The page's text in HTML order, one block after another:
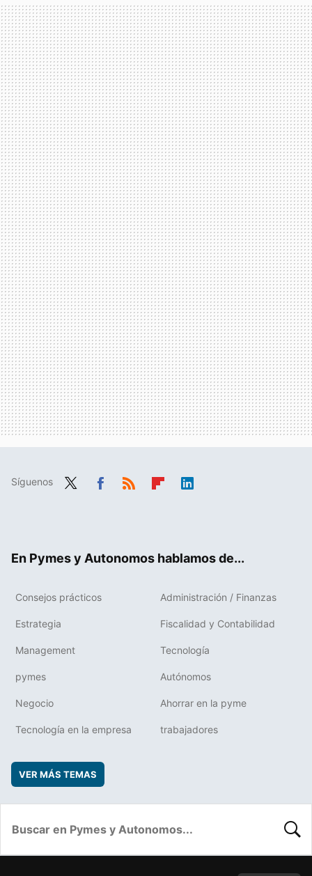
Síguenos
En Pymes y Autonomos hablamos de...
Consejos prácticos Administración / Finanzas
Estrategia Fiscalidad y Contabilidad
Management Tecnología
pymes Autónomos
Negocio Ahorrar en la pyme
Tecnología en la empresa trabajadores
VER MÁS TEMAS